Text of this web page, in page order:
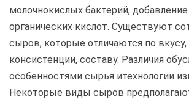
молочнокислых бактерий,
органических кислот. Существуют
сыров, которые отличаются по вкусу,
консистенции, составу. Различия
особенностями сырья итехнологии
Некоторые виды сыров